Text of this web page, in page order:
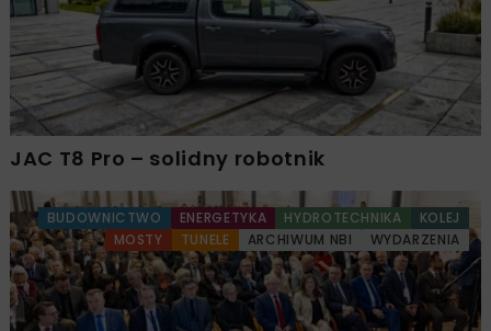
JAC T8 Pro – solidny robotnik
BUDOWNICTWO ENERGETYKA HYDROTECHNIKA
KOLEJ
MOSTY
TUNELE ARCHIWUM NBI WYDARZENIA